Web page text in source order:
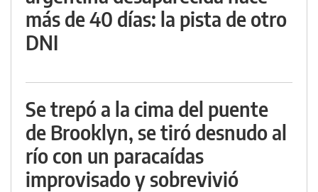
más de 40 días: la pista de otro
DNI
Se trepó a la cima del puente
de Brooklyn, se tiró desnudo al
río con un paracaídas
improvisado y sobrevivió